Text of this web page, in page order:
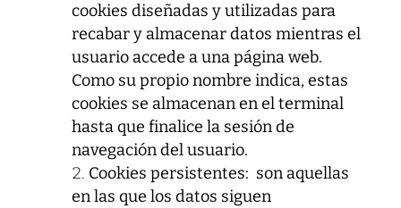
cookies diseñadas y utilizadas para
recabar y almacenar datos mientras el
usuario accede a una página web.
Como su propio nombre indica, estas
cookies se almacenan en el terminal
hasta que finalice la sesión de
navegación del usuario.
Cookies persistentes: son aquellas
en las que los datos siguen